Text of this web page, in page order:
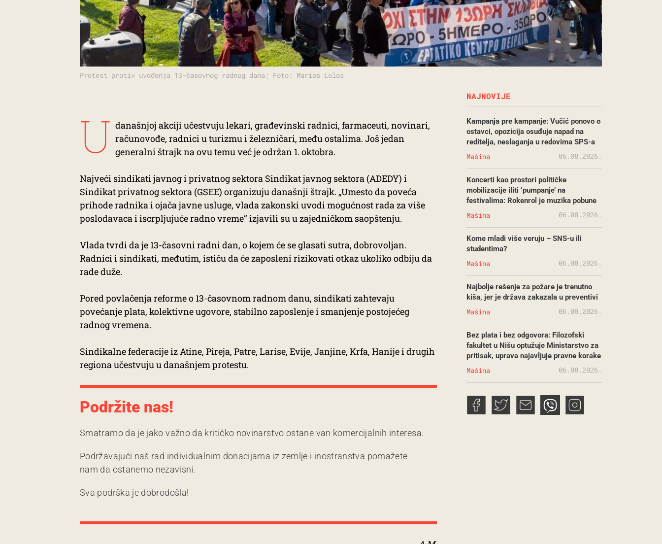
Protest protiv uvođenja 13-časovnog radnog dana; Foto: Marios Lolos
U današnjoj akciji učestvuju lekari, građevinski radnici, farmaceuti, novinari,
računovođe, radnici u turizmu i železničari, među ostalima. Još jedan
generalni štrajk na ovu temu već je održan 1. oktobra.
Najveći sindikati javnog i privatnog sektora Sindikat javnog sektora (ADEDY) i
Sindikat privatnog sektora (GSEE) organizuju današnji štrajk. „Umesto da poveća
prihode radnika i ojača javne usluge, vlada zakonski uvodi mogućnost rada za više
poslodavaca i iscrpljujuće radno vreme” izjavili su u zajedničkom saopštenju.
Vlada tvrdi da je 13-časovni radni dan, o kojem će se glasati sutra, dobrovoljan.
Radnici i sindikati, međutim, ističu da će zaposleni rizikovati otkaz ukoliko odbiju da
rade duže.
Pored povlačenja reforme o 13-časovnom radnom danu, sindikati zahtevaju
povećanje plata, kolektivne ugovore, stabilno zaposlenje i smanjenje postojećeg
radnog vremena.
Sindikalne federacije iz Atine, Pireja, Patre, Larise, Evije, Janjine, Krfa, Hanije i drugih
regiona učestvuju u današnjem protestu.
Podržite nas!
Smatramo da je jako važno da kritičko novinarstvo ostane van komercijalnih interesa.
Podržavajući naš rad individualnim donacijama iz zemlje i inostranstva pomažete
nam da ostanemo nezavisni.
Sva podrška je dobrodošla!
NAJNOVIJE
Kampanja pre kampanje: Vučić ponovo o
ostavci, opozicija osuđuje napad na
reditelja, neslaganja u redovima SPS-a
Mašina 06.08.2026.
Koncerti kao prostori političke
mobilizacije iliti ‘pumpanje’ na
festivalima: Rokenrol je muzika pobune
Mašina 06.08.2026.
Kome mladi više veruju – SNS-u ili
studentima?
Mašina 06.08.2026.
Najbolje rešenje za požare je trenutno
kiša, jer je država zakazala u preventivi
Mašina 06.08.2026.
Bez plata i bez odgovora: Filozofski
fakultet u Nišu optužuje Ministarstvo za
pritisak, uprava najavljuje pravne korake
Mašina 06.08.2026.